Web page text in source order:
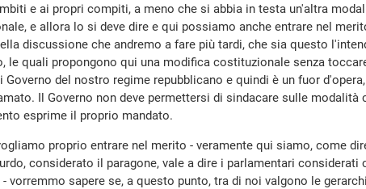
e ai propri compiti, a meno che si abbia in testa un'altra
e allora lo si deve dire e qui possiamo anche entrare nel
discussione che andremo a fare più tardi, che sia questo
le quali propongono qui una modifica costituzionale senza
Governo del nostro regime repubblicano e quindi è un fuor
Il Governo non deve permettersi di sindacare sulle modalità
esprime il proprio mandato.
proprio entrare nel merito - veramente qui siamo, come
considerato il paragone, vale a dire i parlamentari considerati
vorremmo sapere se, a questo punto, tra di noi valgono le